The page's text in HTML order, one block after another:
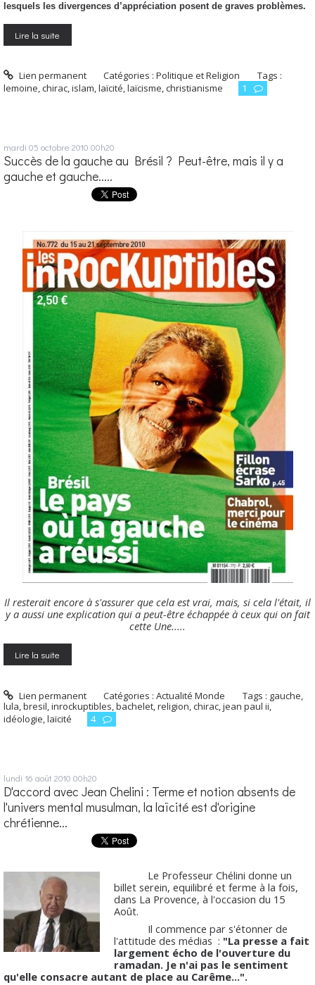
lesquels les divergences d’appréciation posent de graves problèmes.
Lire la suite
Lien permanent Catégories :Politique et Religion
Tags :
lemoine,chirac,islam,laïcité,laïcisme,christianisme 1
mardi 05 octobre 2010 00h20
Succès de la gauche au Brésil ? Peut-être, mais il y a
gauche et gauche.....
Il resterait encore à s'assurer que cela est vrai, mais, si cela l'était, il
y a aussi une explication qui a peut-être échappée à ceux qui on fait
cette Une.....
Lire la suite
Lien permanent Catégories :Actualité Monde Tags : gauche,
lula,bresil,inrockuptibles,bachelet,religion,chirac,jean paul ii,
idéologie,laïcité 4
lundi 16 août 2010 00h20
D'accord avec Jean Chelini : Terme et notion absents de
l'univers mental musulman, la laïcité est d'origine
chrétienne...
Le Professeur Chélini donne un
billet serein, equilibré et ferme à la fois,
dans La Provence, à l'occasion du 15
Août.
Il commence par s'étonner de
l'attitude des médias : "La presse a fait
largement écho de l'ouverture du
ramadan. Je n'ai pas le sentiment
qu'elle consacre autant de place au Carême...".